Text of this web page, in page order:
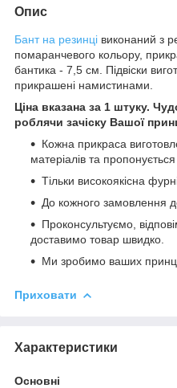
Опис
Бант на резинці виконаний з
помаранчевого кольору,
бантика - 7,5 см. Підвіски
прикрашені намистинами.
Ціна вказана за 1 штуку.
роблячи зачіску Вашої
Кожна прикраса
матеріалів та
Тільки високоякісна
До кожного замовлення
Проконсультуємо,
доставимо товар швидко.
Ми зробимо ваших
Приховати
Характеристики
Основні